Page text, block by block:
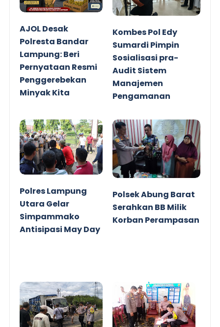
AJOL Desak
Polresta Bandar
Lampung: Beri
Pernyataan Resmi
Penggerebekan
Minyak Kita
Kombes Pol Edy
Sumardi Pimpin
Sosialisasi pra-
Audit Sistem
Manajemen
Pengamanan
Polres Lampung
Utara Gelar
Simpammako
Antisipasi May Day
Polsek Abung Barat
Serahkan BB Milik
Korban Perampasan